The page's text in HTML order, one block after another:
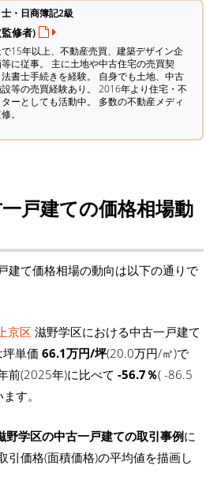
・日商簿記2級
修者)
15年以上、不動産売買、建築デザイン企
に従事。 主に土地や中古住宅の売買契
書士手続きを経験。 自身でも土地、中古
等の売買経験あり。 2016年より住宅・不
ーとしても活動中。 多数の不動産メディ
。
戸建ての価格相場動
建て価格相場の動向は以下の通りで
京区 滋野学区における中古一戸建て
単価 66.1万円/坪(20.0万円/㎡)で
前(2025年)に比べて -56.7％( -86.5
す。
野学区の中古一戸建ての取引事例に
引価格(面積価格)の平均値を描画し